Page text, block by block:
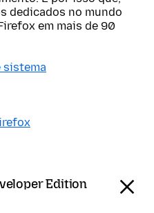
dedicados no mundo
em mais de 90
sistema
Edition